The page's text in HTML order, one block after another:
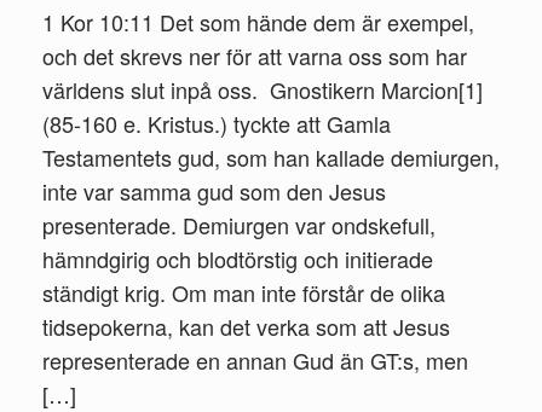
1 Kor 10:11 Det som hände dem är exempel,
och det skrevs ner för att varna oss som har
världens slut inpå oss. Gnostikern Marcion[1]
(85-160 e. Kristus.) tyckte att Gamla
Testamentets gud, som han kallade demiurgen,
inte var samma gud som den Jesus
presenterade. Demiurgen var ondskefull,
hämndgirig och blodtörstig och initierade
ständigt krig. Om man inte förstår de olika
tidsepokerna, kan det verka som att Jesus
representerade en annan Gud än GT:s, men
[…]